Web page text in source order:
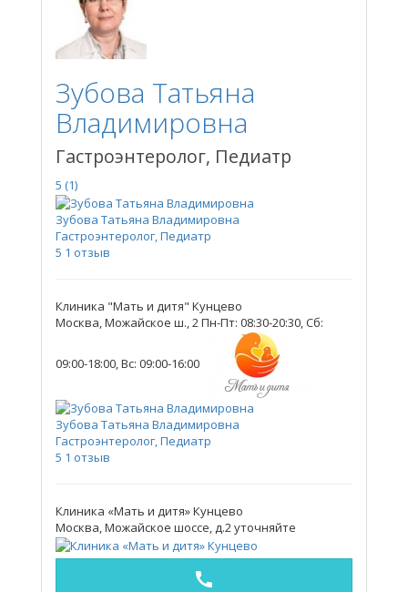
Зубова Татьяна
Владимировна
Гастроэнтеролог, Педиатр
5 (1)
Зубова Татьяна Владимировна
Гастроэнтеролог, Педиатр
5 1 отзыв
Клиника "Мать и дитя" Кунцево
Москва, Можайское ш., 2 Пн-Пт: 08:30-20:30, Сб:
09:00-18:00, Вс: 09:00-16:00
Зубова Татьяна Владимировна
Гастроэнтеролог, Педиатр
5 1 отзыв
Клиника «Мать и дитя» Кунцево
Москва, Можайское шоссе, д.2уточняйте
call